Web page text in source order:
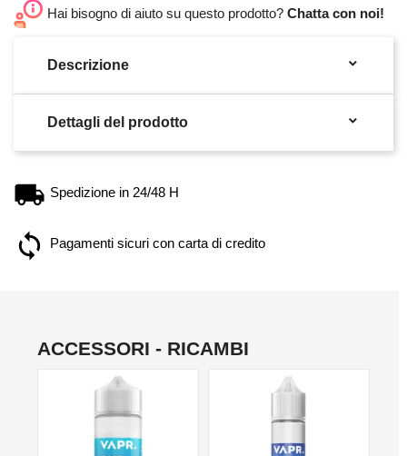
Hai bisogno di aiuto su questo prodotto? Chatta con noi!
Descrizione 
Dettagli del prodotto 
Spedizione in 24/48 H
Pagamenti sicuri con carta di credito
ACCESSORI - RICAMBI